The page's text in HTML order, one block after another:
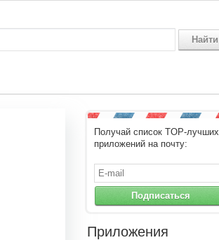
Найти
Получай список TOP-лучших
приложений на почту:
Подписаться
Приложения